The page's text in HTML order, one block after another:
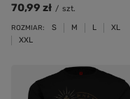
70,99 zł / szt.
ROZMIAR: S M L
XL
XXL